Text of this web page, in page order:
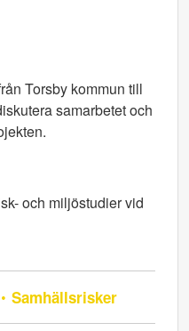
Torsby kommun till
samarbetet och
och miljöstudier vid
Samhällsrisker